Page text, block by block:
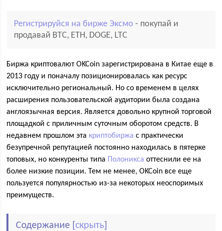
Регистрируйся на бирже Эксмо - покупай и
продавай BTC, ETH, DOGE, LTC
Биржа криптовалют OKCoin зарегистрирована в Китае еще в
2013 году и поначалу позиционировалась как ресурс
исключительно региональный. Но со временем в целях
расширения пользовательской аудитории была создана
англоязычная версия. Является довольно крупной торговой
площадкой с приличным суточным оборотом средств. В
недавнем прошлом эта криптобиржа с практически
безупречной репутацией постоянно находилась в пятерке
топовых, но конкуренты типа
Полоникса оттеснили ее на
более низкие позиции. Тем не менее, OKCoin все еще
пользуется популярностью из-за некоторых неоспоримых
преимуществ.
Содержание [скрыть